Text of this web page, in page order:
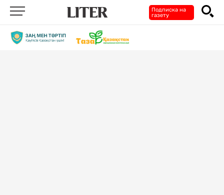
Подписка на
газету